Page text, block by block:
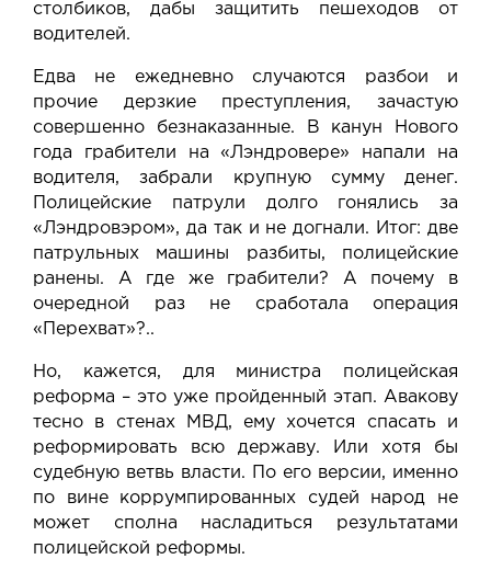
столбиков, дабы защитить пешеходов от
водителей.
Едва не ежедневно случаются разбои и
прочие дерзкие преступления, зачастую
совершенно безнаказанные. В канун Нового
года грабители на «Лэндровере» напали на
водителя, забрали крупную сумму денег.
Полицейские патрули долго гонялись за
«Лэндровэром», да так и не догнали. Итог: две
патрульных машины разбиты, полицейские
ранены. А где же грабители? А почему в
очередной раз не сработала операция
«Перехват»?..
Но, кажется, для министра полицейская
реформа – это уже пройденный этап. Авакову
тесно в стенах МВД, ему хочется спасать и
реформировать всю державу. Или хотя бы
судебную ветвь власти. По его версии, именно
по вине коррумпированных судей народ не
может сполна насладиться результатами
полицейской реформы.